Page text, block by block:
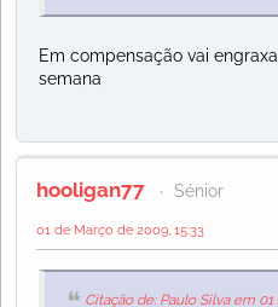
Em compensação vai
semana
hooligan77 Sénior
01 de Março de 2009, 15:33
Citação de: Paulo Silva em